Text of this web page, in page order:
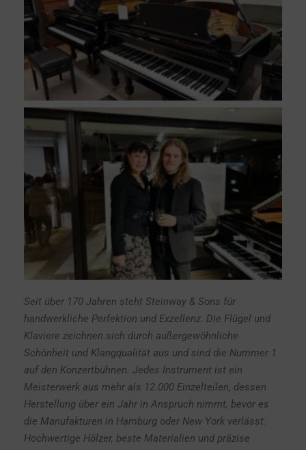
Seit über 170 Jahren steht Steinway & Sons für
handwerkliche Perfektion und Exzellenz. Die Flügel und
Klaviere zeichnen sich durch außergewöhnliche
Schönheit und Klangqualität aus und sind die Nummer 1
auf den Konzertbühnen. Jedes Instrument ist ein
Meisterwerk aus mehr als 12.000 Einzelteilen, dessen
Herstellung über ein Jahr in Anspruch nimmt, bevor es
die Manufakturen in Hamburg oder New York verlässt.
Hochwertige Hölzer, beste Materialien und präzise